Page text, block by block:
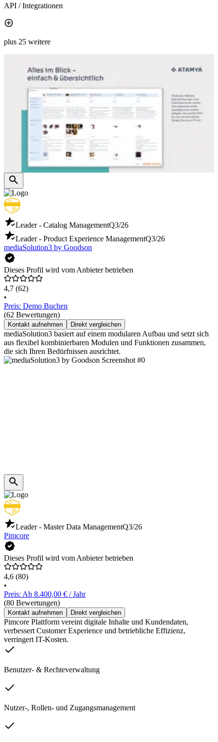
API / Integrationen
plus 25 weitere
Leader - Catalog ManagementQ3/26
Leader - Product Experience ManagementQ3/26
mediaSolution3 by Goodson
Dieses Profil wird vom Anbieter betrieben
4,7 (62)
•
Preis: Demo Buchen
(62 Bewertungen)
Kontakt aufnehmen Direkt vergleichen
mediaSolution3 basiert auf einem modularen Aufbau und setzt sich
aus flexibel kombinierbaren Modulen und Funktionen zusammen,
die sich Ihren Bedürfnissen ausrichtet.
Leader - Master Data ManagementQ3/26
Pimcore
Dieses Profil wird vom Anbieter betrieben
4,6 (80)
•
Preis: Ab 8.400,00 € / Jahr
(80 Bewertungen)
Kontakt aufnehmen Direkt vergleichen
Pimcore Plattform vereint digitale Inhalte und Kundendaten,
verbessert Customer Experience und betriebliche Effizienz,
verringert IT-Kosten.
Benutzer- & Rechteverwaltung
Nutzer-, Rollen- und Zugangsmanagement